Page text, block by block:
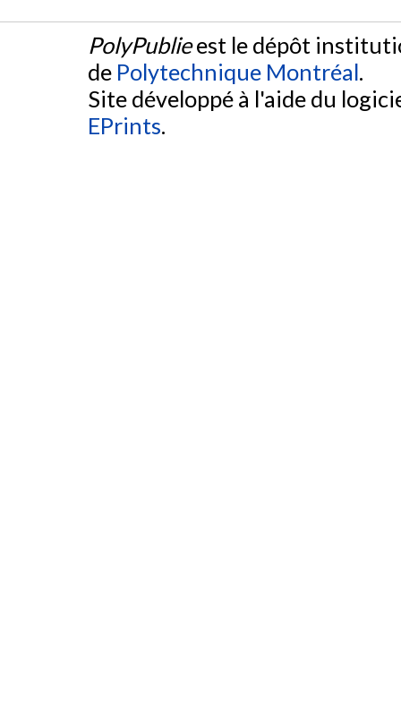
PolyPublieest le dépôt
de Polytechnique Montréal.
Site développé à l'aide du
EPrints.